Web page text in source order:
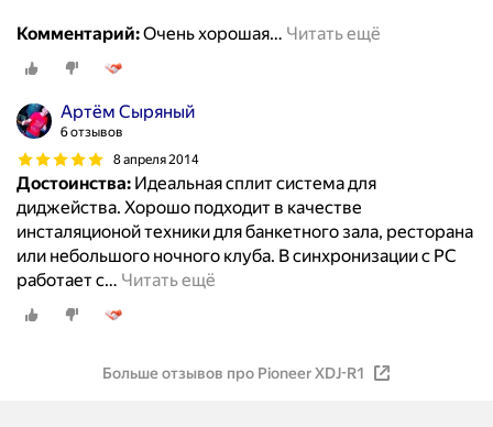
Комментарий:Очень хорошая… Читать ещё
Артём Сыряный
6 отзывов
8 апреля 2014
Достоинства: Идеальная сплит система для
диджейства. Хорошо подходит в качестве
инсталяционой техники для банкетного зала, ресторана
или небольшого ночного клуба. В синхронизации с PC
работает с… Читать ещё
Больше отзывов про Pioneer XDJ-R1